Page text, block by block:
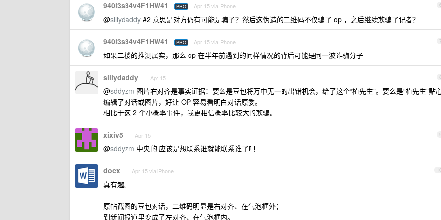
6
940i3s34v4F1HW41 PRO Apr 15 via iPhone
@sillydaddy #2 意思是对方仍有可能是骗子？然后这伪造的二维码不仅骗了 op ，之后继续欺骗了记者？
7
940i3s34v4F1HW41 PRO Apr 15 via iPhone
如果二楼的推测属实，那么 op 在半年前遇到的同样情况的背后可能是同一波诈骗分子
8
sillydaddy Apr 15
@sddyzm 图片右对齐是事实证据：要么是豆包将万中无一的出错机会，给了这个“植先生”。要么是“植先生”贴
编辑了对话或图片，好让 OP 容易看明白对话原委。
相比于这 2 个小概率事件，我更相信概率比较大的欺骗。
9
xixiv5 Apr 15
@sddyzm 中央的 应该是想联系谁就能联系谁了吧
10
docx Apr 15 via iPhone
真有趣。
原帖截图的豆包对话，二维码明显是右对齐、在气泡框外；
到新闻报道里变成了左对齐、在气泡框内。